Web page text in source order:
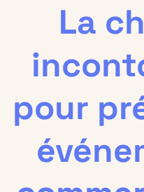
La
pour